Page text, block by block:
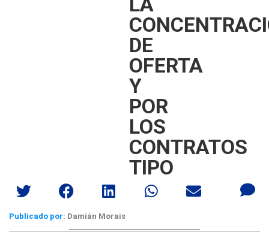
DE
OFERTA
Y
POR
LOS
CONTRATOS
TIPO
Publicado por: Damián Morais